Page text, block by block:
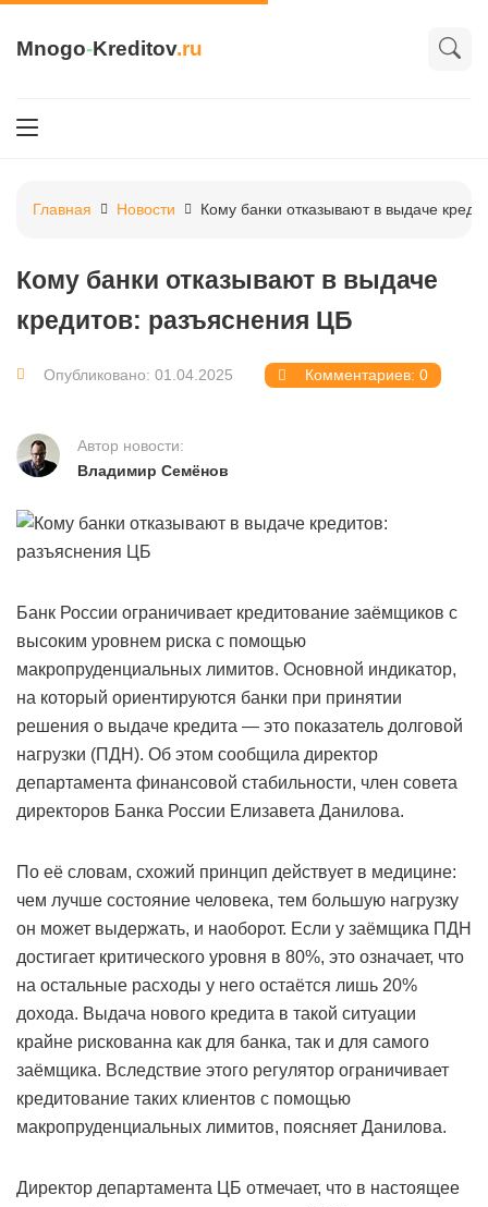
Mnogo-Kreditov.ru
Главная Новости Кому банки отказывают в выдаче
Кому банки отказывают в выдаче
кредитов: разъяснения ЦБ
Опубликовано: 01.04.2025 Комментариев: 0
Автор новости:
Владимир Семёнов
Банк России ограничивает кредитование заёмщиков с
высоким уровнем риска с помощью
макропруденциальных лимитов. Основной индикатор,
на который ориентируются банки при принятии
решения о выдаче кредита — это показатель долговой
нагрузки (ПДН). Об этом сообщила директор
департамента финансовой стабильности, член совета
директоров Банка России Елизавета Данилова.
По её словам, схожий принцип действует в медицине:
чем лучше состояние человека, тем большую нагрузку
он может выдержать, и наоборот. Если у заёмщика ПДН
достигает критического уровня в 80%, это означает, что
на остальные расходы у него остаётся лишь 20%
дохода. Выдача нового кредита в такой ситуации
крайне рискованна как для банка, так и для самого
заёмщика. Вследствие этого регулятор ограничивает
кредитование таких клиентов с помощью
макропруденциальных лимитов, поясняет Данилова.
Директор департамента ЦБ отмечает, что в настоящее